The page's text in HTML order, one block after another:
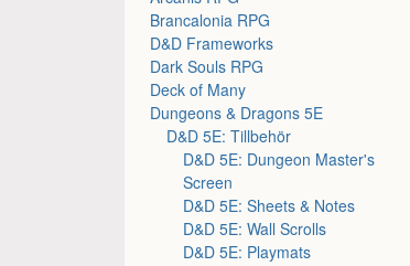
Brancalonia RPG
D&D Frameworks
Dark Souls RPG
Deck of Many
Dungeons & Dragons 5E
D&D 5E: Tillbehör
D&D 5E: Dungeon Master's
Screen
D&D 5E: Sheets & Notes
D&D 5E: Wall Scrolls
D&D 5E: Playmats